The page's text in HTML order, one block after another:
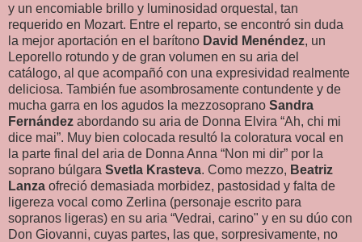
y un encomiable brillo y luminosidad orquestal, tan
requerido en Mozart. Entre el reparto, se encontró sin duda
la mejor aportación en el barítono David Menéndez, un
Leporello rotundo y de gran volumen en su aria del
catálogo, al que acompañó con una expresividad realmente
deliciosa. También fue asombrosamente contundente y de
mucha garra en los agudos la mezzosoprano Sandra
Fernández abordando su aria de Donna Elvira “Ah, chi mi
dice mai”. Muy bien colocada resultó la coloratura vocal en
la parte final del aria de Donna Anna “Non mi dir” por la
soprano búlgara Svetla Krasteva. Como mezzo, Beatriz
Lanza ofreció demasiada morbidez, pastosidad y falta de
ligereza vocal como Zerlina (personaje escrito para
sopranos ligeras) en su aria “Vedrai, carino" y en su dúo con
Don Giovanni, cuyas partes, las que, sorpresivamente, no